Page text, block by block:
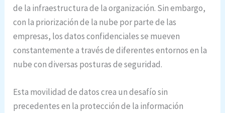
de la infraestructura de la organización. Sin embargo,
con la priorización de la nube por parte de las
empresas, los datos confidenciales se mueven
constantemente a través de diferentes entornos en la
nube con diversas posturas de seguridad.
Esta movilidad de datos crea un desafío sin
precedentes en la protección de la información